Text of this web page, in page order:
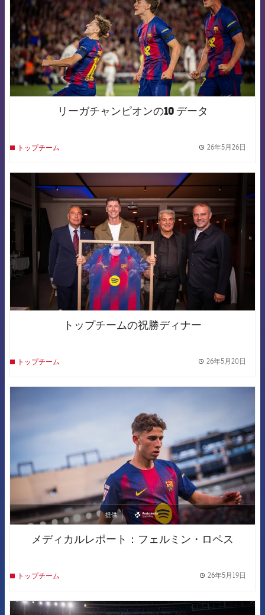
リーガチャンピオンの10 データ
トップチーム 26年5月26日
FCB Barcelona badge
トップチームの祝勝ディナー
トップチーム 26年5月20日
提供
asistencia
メディカルレポート：フェルミン・ロペス
トップチーム 26年5月19日
FCB Barcelona badge